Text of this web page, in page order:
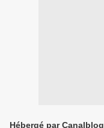
Hébergé par Canalblog